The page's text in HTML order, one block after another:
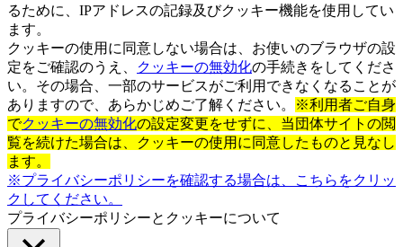
るために、IPアドレスの記録及びクッキー機能を使用してい
ます。
クッキーの使用に同意しない場合は、お使いのブラウザの設
定をご確認のうえ、
クッキーの無効化の手続きをしてくださ
い。その場合、一部のサービスがご利用できなくなることが
ありますので、あらかじめご了解ください。
※利用者ご自身
でクッキーの無効化の設定変更をせずに、当団体サイトの閲
覧を続けた場合は、クッキーの使用に同意したものと見なし
ます。
※プライバシーポリシーを確認する場合は、こちらをクリッ
クしてください。
プライバシーポリシーとクッキーについて